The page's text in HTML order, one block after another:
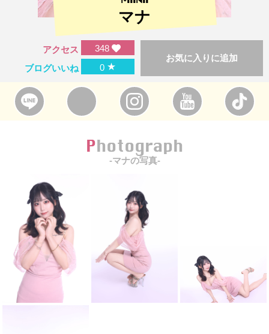
マナ
アクセス
348
ブログいいね
0 ★
お気に入りに追加
Photograph
-マナの写真-